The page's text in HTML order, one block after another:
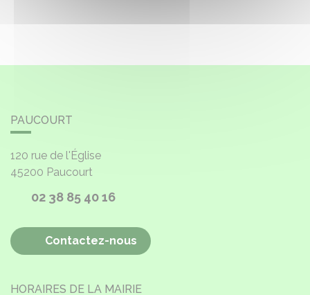
PAUCOURT
120 rue de l'Église
45200 Paucourt
02 38 85 40 16
Contactez-nous
HORAIRES DE LA MAIRIE